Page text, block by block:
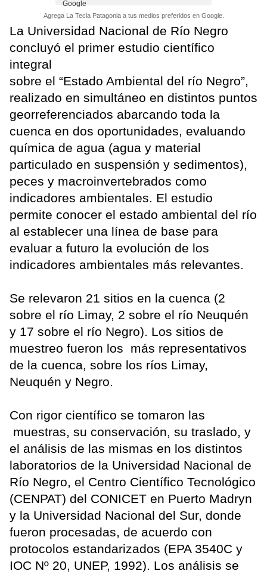
Agrega La Tecla Patagonia a tus medios preferidos en Google.
La Universidad Nacional de Río Negro
concluyó el primer estudio científico
integral
sobre el “Estado Ambiental del río Negro”,
realizado en simultáneo en distintos puntos
georreferenciados abarcando toda la
cuenca en dos oportunidades, evaluando
química de agua (agua y material
particulado en suspensión y sedimentos),
peces y macroinvertebrados como
indicadores ambientales. El estudio
permite conocer el estado ambiental del río
al establecer una línea de base para
evaluar a futuro la evolución de los
indicadores ambientales más relevantes.
Se relevaron 21 sitios en la cuenca (2
sobre el río Limay, 2 sobre el río Neuquén
y 17 sobre el río Negro). Los sitios de
muestreo fueron los más representativos
de la cuenca, sobre los ríos Limay,
Neuquén y Negro.
Con rigor científico se tomaron las
muestras, su conservación, su traslado, y
el análisis de las mismas en los distintos
laboratorios de la Universidad Nacional de
Río Negro, el Centro Científico Tecnológico
(CENPAT) del CONICET en Puerto Madryn
y la Universidad Nacional del Sur, donde
fueron procesadas, de acuerdo con
protocolos estandarizados (EPA 3540C y
IOC Nº 20, UNEP, 1992). Los análisis se